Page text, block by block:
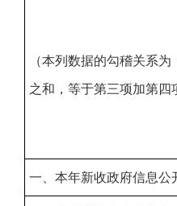
（本列数据的勾稽关系
之和，等于第三项加第四
一、本年新收政府信息公